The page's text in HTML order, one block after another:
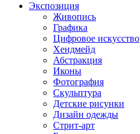
Экспозиция
Живопись
Графика
Цифровое искусство
Хендмейд
Абстракция
Иконы
Фотография
Скульптура
Детские рисунки
Дизайн одежды
Стрит-арт